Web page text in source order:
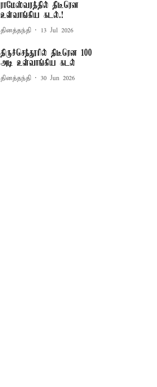
ராமேஸ்வரத்தில் திடீரென
உள்வாங்கிய கடல்.!
தினத்தந்தி 13 Jul 2026
திருச்செந்தூரில் திடீரென 100
அடி உள்வாங்கிய கடல்
தினத்தந்தி 30 Jun 2026